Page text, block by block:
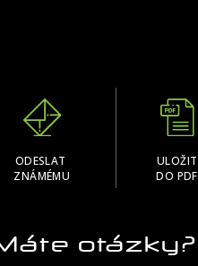
ODESLAT
ZNÁMÉMU
ULOŽIT
DO PDF
otázky?